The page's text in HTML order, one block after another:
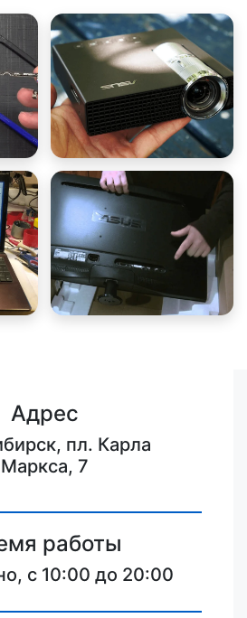
Адрес
пл. Карла
Маркса, 7
работы
с 10:00 до 20:00